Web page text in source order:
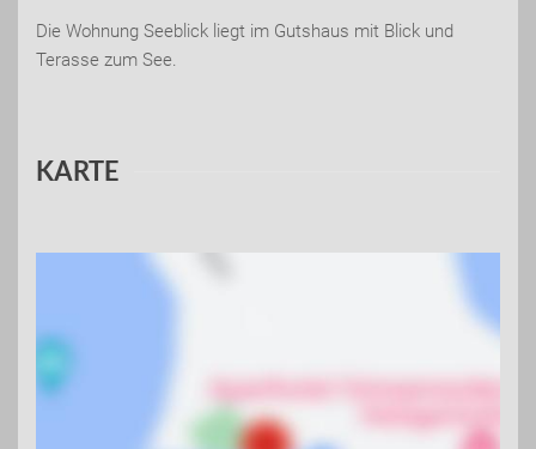
Die Wohnung Seeblick liegt im Gutshaus mit Blick und
Terasse zum See.
KARTE